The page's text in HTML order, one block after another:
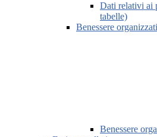
Dati relativi ai
tabelle)
Benessere
Benessere